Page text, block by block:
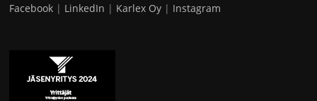
Facebook | LinkedIn | Karlex Oy | Instagram